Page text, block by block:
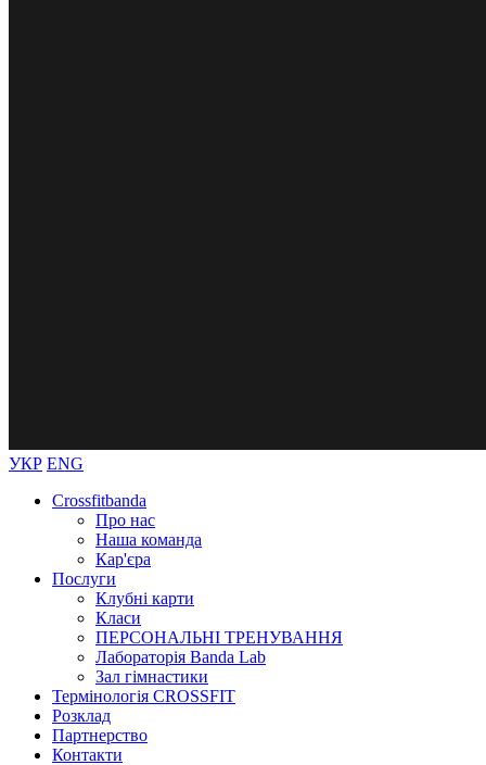
УКР ENG
Crossfitbanda
Про нас
Наша команда
Кар'єра
Послуги
Клубні карти
Класи
ПЕРСОНАЛЬНІ ТРЕНУВАННЯ
Лабораторія Banda Lab
Зал гімнастики
Термінологія CROSSFIT
Розклад
Партнерство
Контакти